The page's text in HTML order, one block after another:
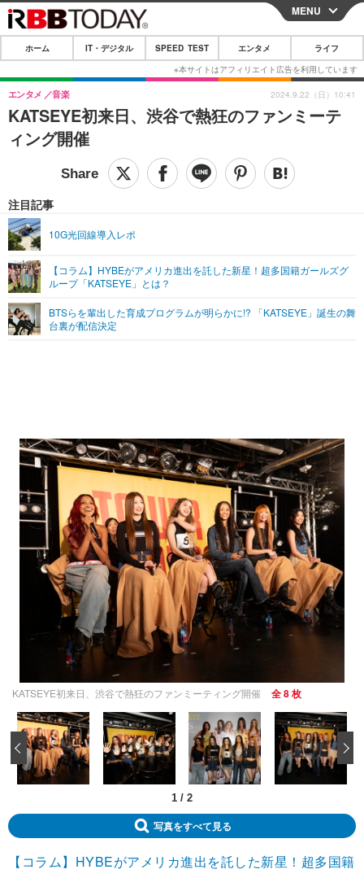
CLOSE
ホーム
IT・デジタル
IT・デジタルTOP スマートフォン
ショッピング その他
SPEED TEST
エンタメTOP 映画・ドラマ
グラビア
ショッピング その他
ライフTOP
その他
リリース一覧
プッシュ通知の停止方法
MENU
ホーム IT・デジタル SPEED TEST エンタメ ライフ
KATSEYE初来日、渋谷で熱狂のファンミーテ
ィング開催
エンタメ 音楽
注目記事
10G光回線導入レポ
【コラム】HYBEがアメリカ進出を託した新星！超多国籍ガールズグ
ループ「KATSEYE」とは？
BTSらを輩出した育成プログラムが明らかに!? 「KATSEYE」誕生の舞
台裏が配信決定
2024.9.22（日）10:41
KATSEYE初来日、渋谷で熱狂のファンミーティング開催 全 8 枚
1 / 2
‹
写真をすべて見る
【コラム】HYBEがアメリカ進出を託した新星！超多国籍